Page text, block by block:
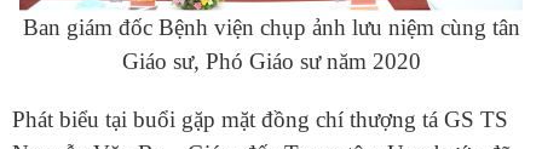
Ban giám đốc Bệnh viện chụp ảnh lưu niệm cùng tân
Giáo sư, Phó Giáo sư năm 2020
Phát biểu tại buổi gặp mặt đồng chí thượng tá GS TS